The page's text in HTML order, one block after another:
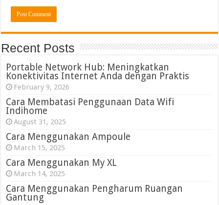
Recent Posts
Portable Network Hub: Meningkatkan
Konektivitas Internet Anda dengan Praktis
February 9, 2026
Cara Membatasi Penggunaan Data Wifi
Indihome
August 31, 2025
Cara Menggunakan Ampoule
March 15, 2025
Cara Menggunakan My XL
March 14, 2025
Cara Menggunakan Pengharum Ruangan
Gantung